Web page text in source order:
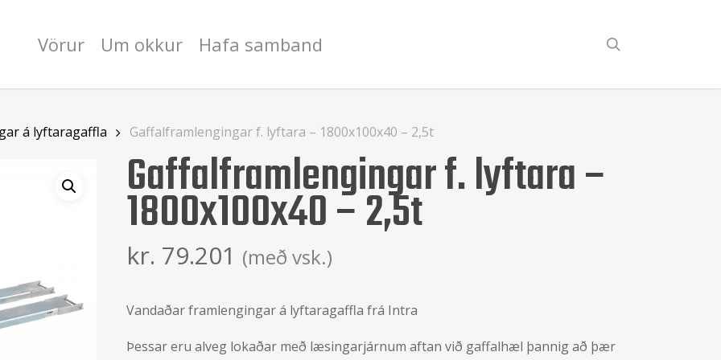
Vörur Um okkur Hafa samband
á lyftaragaffla Gaffalframlengingar f. lyftara – 1800x100x40 – 2,5t
Gaffalframlengingar f. lyftara –
1800x100x40 – 2,5t
kr. 79.201 (með vsk.)
Vandaðar framlengingar á lyftaragaffla frá Intra
Þessar eru alveg lokaðar með læsingarjárnum aftan við gaffalhæl þannig að þær